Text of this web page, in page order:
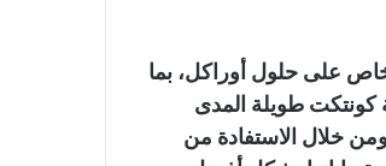
خاص على حلول أوراكل، بما
كونتكت طويلة المدى
خلال الاستفادة من